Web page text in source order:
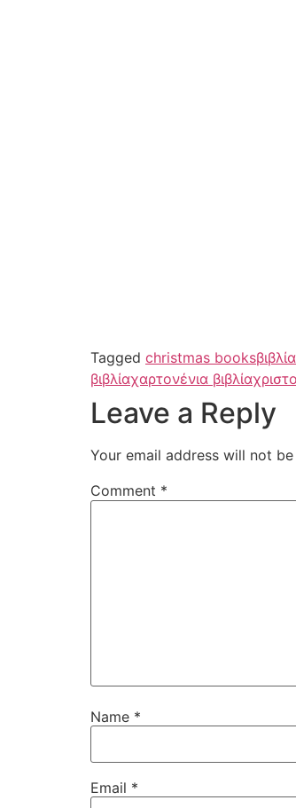
Tagged christmas books
βιβλίαχαρτονένια βιβλία
Leave a Reply
Your email address will not
Comment *
Name *
Email *